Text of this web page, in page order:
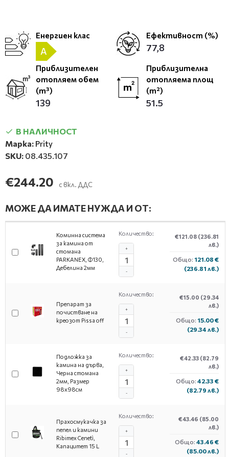
Енергиен клас
A
Ефективност (%)
77,8
Приблизителен
отопляем обем
(m³)
139
Приблизителна
отопляема площ
(m²)
51.5
В НАЛИЧНОСТ
Марка: Prity
SKU: 08.435.107
€244.20 с вкл. ДДС
МОЖЕ ДА ИМАТЕ НУЖДА И ОТ:
Коминна система
за камина от
стомана
PARKANEX, Ф130,
Дебелина 2мм
Количество:
-
+
€121.08 (236.81
лв.)
Общо: 121.08 €
(236.81 лв.)
Препарат за
почистване на
креозот Pissa off
Количество:
-
+
€15.00 (29.34
лв.)
Общо: 15.00 €
(29.34 лв.)
Подложка за
камина на дърва,
Черна стомана
2мм, Размер
98х98см
Количество:
-
+
€42.33 (82.79
лв.)
Общо: 42.33 €
(82.79 лв.)
Прахосмукачка за
пепел и камини
Ribimex Cenetì,
Капацитет 15 L
Количество:
-
+
€43.46 (85.00
лв.)
Общо: 43.46 €
(85.00 лв.)